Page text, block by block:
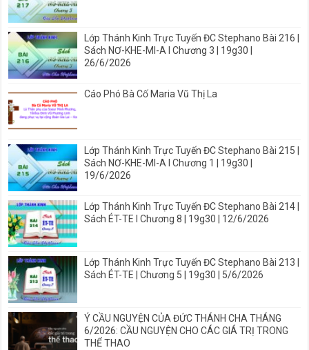
Lớp Thánh Kinh Trực Tuyến ĐC Stephano Bài 216 |
Sách NƠ-KHE-MI-A I Chương 3 | 19g30 |
26/6/2026
Cáo Phó Bà Cố Maria Vũ Thị La
Lớp Thánh Kinh Trực Tuyến ĐC Stephano Bài 215 |
Sách NƠ-KHE-MI-A I Chương 1 | 19g30 |
19/6/2026
Lớp Thánh Kinh Trực Tuyến ĐC Stephano Bài 214 |
Sách ÉT-TE I Chương 8 | 19g30 | 12/6/2026
Lớp Thánh Kinh Trực Tuyến ĐC Stephano Bài 213 |
Sách ÉT-TE | Chương 5 | 19g30 | 5/6/2026
Ý CẦU NGUYỆN CỦA ĐỨC THÁNH CHA THÁNG
6/2026: CẦU NGUYỆN CHO CÁC GIÁ TRỊ TRONG
THỂ THAO